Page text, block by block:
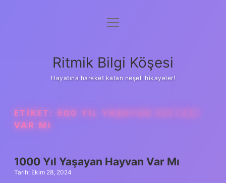
Anasayfa
Yasal Uyarı
menüyü
Ritmik Bilgi Köşesi
Hayatına hareket katan neşeli hikayeler!
ETIKET: 500 YIL YAŞAYAN HAYVAN
VAR MI
1000 Yıl Yaşayan Hayvan Var Mı
Tarih: Ekim 28, 2024